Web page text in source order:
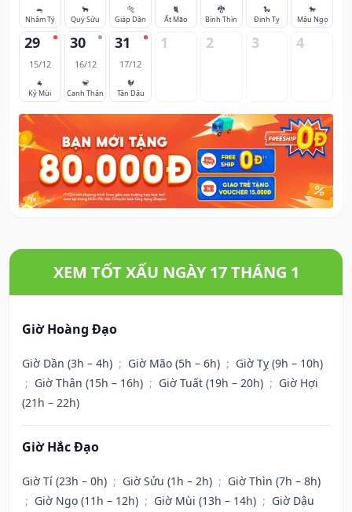
🐀
Nhâm Tý
🐂
Quý Sửu
🐅
Giáp Dần
🐈
Ất Mão
🐉
Bính Thìn
🐍
Đinh Tỵ
🐎
Mậu Ngọ
29
15/12
🐐
Kỷ Mùi
30
16/12
🐒
Canh Thân
31
17/12
🐓
Tân Dậu
1 2 3 4
XEM TỐT XẤU NGÀY 17 THÁNG 1
Giờ Hoàng Đạo
Giờ Dần (3h – 4h) ; Giờ Mão (5h – 6h) ; Giờ Tỵ (9h – 10h)
; Giờ Thân (15h – 16h) ; Giờ Tuất (19h – 20h) ; Giờ Hợi
(21h – 22h)
Giờ Hắc Đạo
Giờ Tí (23h – 0h) ; Giờ Sửu (1h – 2h) ; Giờ Thìn (7h – 8h)
; Giờ Ngọ (11h – 12h) ; Giờ Mùi (13h – 14h) ; Giờ Dậu